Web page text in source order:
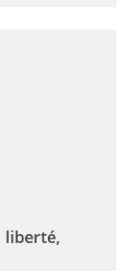
liberté,